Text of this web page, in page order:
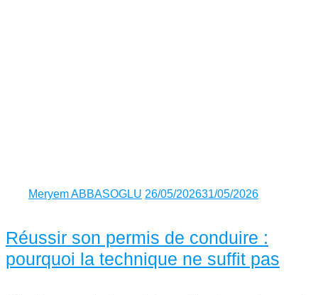
Meryem ABBASOGLU
on
26/05/202631/05/2026
Réussir son permis de conduire :
pourquoi la technique ne suffit pas